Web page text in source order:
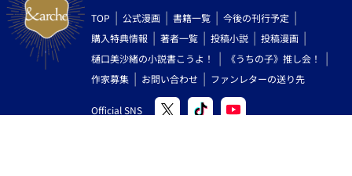
TOP 公式漫画 書籍一覧
今後の刊行予定
購入特典情報
著者一覧 投稿小説
投稿漫画
樋口美沙緒の小説書こうよ！
《うちの子》推し会！
作家募集
お問い合わせ ファンレターの送り先
Official SNS